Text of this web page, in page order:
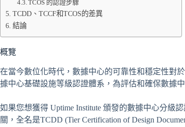
TCOS 的認證步驟
TCDD、TCCF和TCOS的差異
結論
概覽
在當今數位化時代，數據中心的可靠性和穩定性對
據中心基礎設施等級認證體系，為評估和確保數據
如果您想獲得 Uptime Institute 頒發的數據中心分級
關，全名是TCDD (Tier Certification of Design